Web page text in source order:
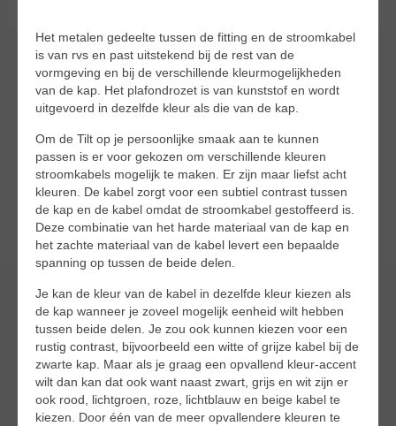
Het metalen gedeelte tussen de fitting en de stroomkabel
is van rvs en past uitstekend bij de rest van de
vormgeving en bij de verschillende kleurmogelijkheden
van de kap. Het plafondrozet is van kunststof en wordt
uitgevoerd in dezelfde kleur als die van de kap.
Om de Tilt op je persoonlijke smaak aan te kunnen
passen is er voor gekozen om verschillende kleuren
stroomkabels mogelijk te maken. Er zijn maar liefst acht
kleuren. De kabel zorgt voor een subtiel contrast tussen
de kap en de kabel omdat de stroomkabel gestoffeerd is.
Deze combinatie van het harde materiaal van de kap en
het zachte materiaal van de kabel levert een bepaalde
spanning op tussen de beide delen.
Je kan de kleur van de kabel in dezelfde kleur kiezen als
de kap wanneer je zoveel mogelijk eenheid wilt hebben
tussen beide delen. Je zou ook kunnen kiezen voor een
rustig contrast, bijvoorbeeld een witte of grijze kabel bij de
zwarte kap. Maar als je graag een opvallend kleur-accent
wilt dan kan dat ook want naast zwart, grijs en wit zijn er
ook rood, lichtgroen, roze, lichtblauw en beige kabel te
kiezen. Door één van de meer opvallendere kleuren te